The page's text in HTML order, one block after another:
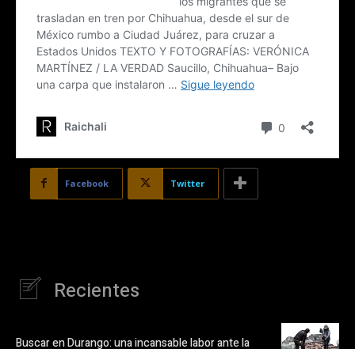
Facebook Twitter
Recientes
Buscar en Durango: una incansable labor ante la